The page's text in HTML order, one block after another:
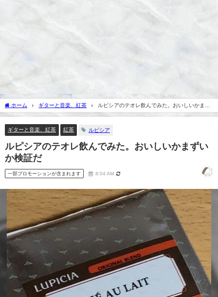
ホーム ギターと音楽、紅茶
ルピシアのテオレ飲んでみた。おいしいかまず
いか検証だ
ギターと音楽、紅茶 紅茶 ルピシア
ルピシアのテオレ飲んでみた。おいしいかまずい
か検証だ
一部プロモーションが含まれます 8:04 AM